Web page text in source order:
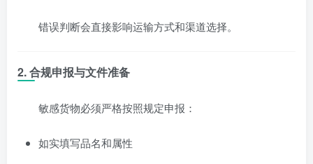
错误判断会直接影响运输方式和渠道选择。
2.合规申报与文件准备
敏感货物必须严格按照规定申报：
如实填写品名和属性